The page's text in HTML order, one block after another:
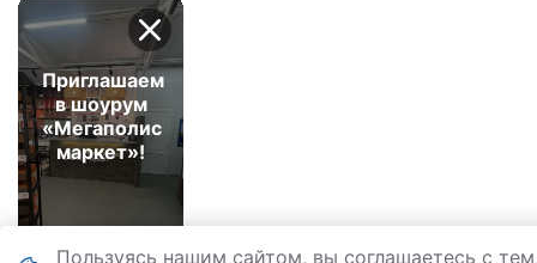
Пользуясь нашим сайтом, вы соглашаетесь с
Приглашаем
в шоурум
«Мегаполис
маркет»!